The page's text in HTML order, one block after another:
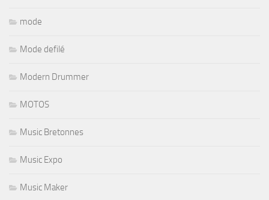
mode
Mode defilé
Modern Drummer
MOTOS
Music Bretonnes
Music Expo
Music Maker